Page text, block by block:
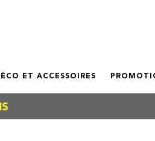
ET ACCESSOIRES